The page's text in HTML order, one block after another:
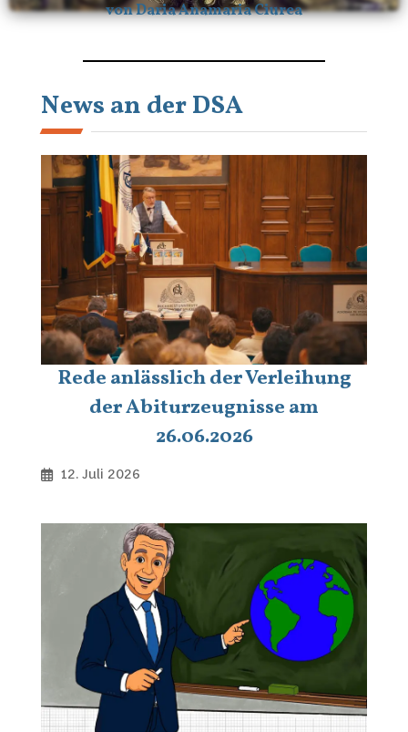
von Daria Anamaria Ciurea
News an der DSA
Rede anlässlich der Verleihung
der Abiturzeugnisse am
26.06.2026
12. Juli 2026